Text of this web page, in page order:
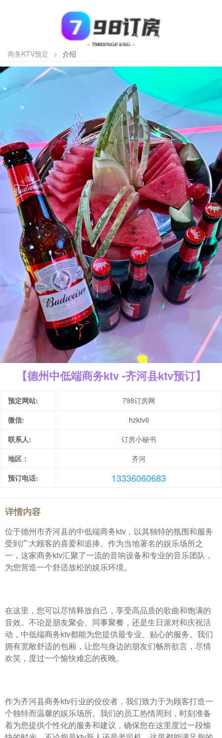
商务KTV预定 > 介绍
【德州中低端商务ktv -齐河县ktv预订】
预定网站:
798订房网
微信:
hzktv6
联系人:
订房小秘书
地区：
齐河
预订电话:
13336060683
详情内容
位于德州市齐河县的中低端商务ktv，以其独特的氛围和服务
受到广大顾客的喜爱和追捧。作为当地著名的娱乐场所之
一，这家商务ktv汇聚了一流的音响设备和专业的音乐团队，
为您营造一个舒适放松的娱乐环境。
在这里，您可以尽情释放自己，享受高品质的歌曲和饱满的
音效。不论是朋友聚会、同事聚餐，还是生日派对和庆祝活
动，中低端商务ktv都能为您提供最专业、贴心的服务。我们
拥有宽敞舒适的包厢，让您与身边的朋友们畅所欲言，尽情
欢笑，度过一个愉快难忘的夜晚。
作为齐河县商务ktv行业的佼佼者，我们致力于为顾客打造一
个独特而温馨的娱乐场所。我们的员工热情周到，时刻准备
着为您提供个性化的服务和建议，确保您在这里度过一段愉